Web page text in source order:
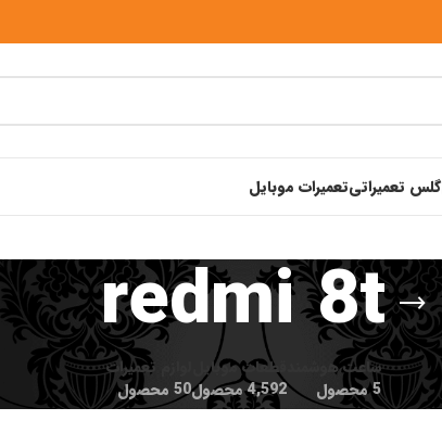
گلس تعمیراتیتعمیرات موبایل
redmi 8t
ساعت هوشمند
5 محصول
قطعات موبایل
4,592 محصول
لوازم تعمیرات
50 محصول